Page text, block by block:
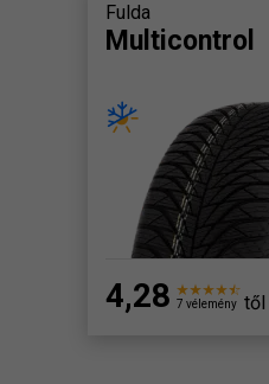
Fulda
Multicontrol
4,28 7 vélemény től